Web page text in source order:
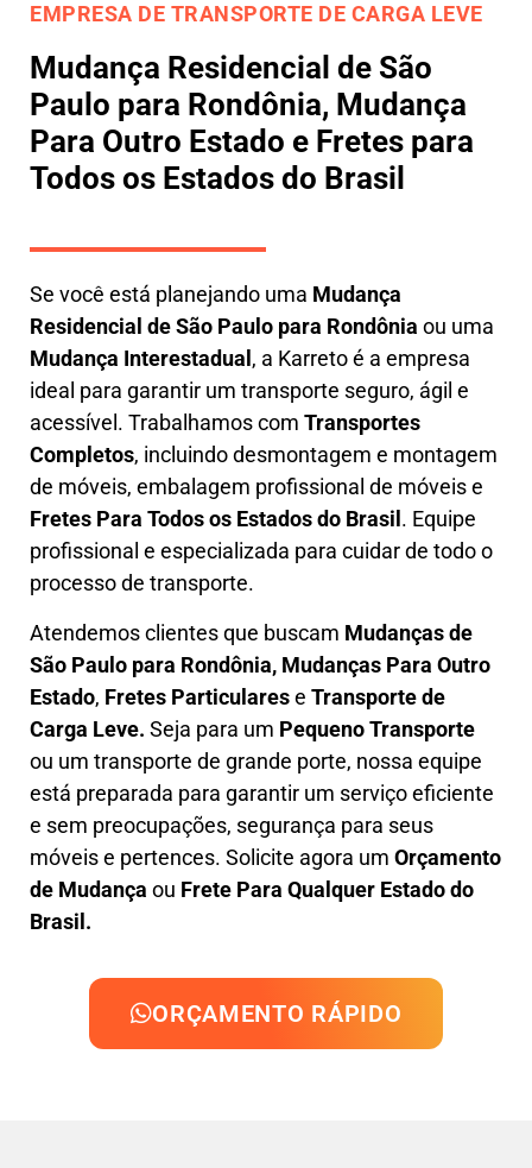
EMPRESA DE TRANSPORTE DE CARGA LEVE
Mudança Residencial de São
Paulo para Rondônia, Mudança
Para Outro Estado e Fretes para
Todos os Estados do Brasil
Se você está planejando uma Mudança
Residencial de São Paulo para Rondônia ou uma
Mudança Interestadual , a Karretoé a empresa
ideal para garantir um transporte seguro, ágil e
acessível. Trabalhamos com Transportes
Completos, incluindodesmontagem e montagem
de móveis, embalagem profissional de móveis e
Fretes Para Todos os Estados do Brasil . Equipe
profissional e especializada para cuidar de todo o
processo de transporte.
Atendemos clientes que buscam Mudançasde
São Paulo para Rondônia, Mudanças Para Outro
Estado, Fretes Particularese Transportede
Carga Leve. Seja para um Pequeno Transporte
ou um transporte de grande porte, nossa equipe
está preparada para garantir um serviço eficiente
e sem preocupações, segurança para seus
móveis e pertences. Solicite agora um Orçamento
de Mudança ou Frete Para Qualquer Estado do
Brasil.
ORÇAMENTO RÁPIDO